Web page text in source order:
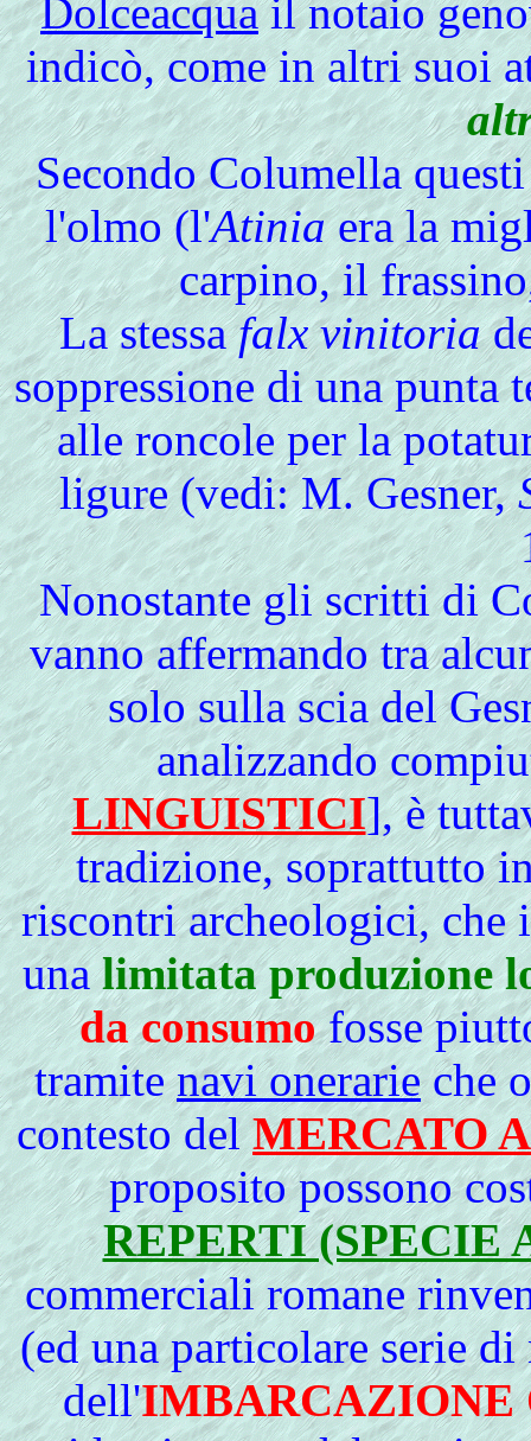
Dolceacquail notaio
indicò, come in altri suoi
Secondo Columella
l'olmo (l'Atiniaera la
carpino, il
La stessafalx vinitoria
soppressione di una punta
alle roncole per la
ligure (vedi: M. Gesner,
Nonostante gli scritti di
vanno affermando tra
solo sulla scia del
analizzando
LINGUISTICI], è
tradizione, soprattutto
riscontri archeologici, che
unalimitata produzione
da consumofosse
tramitenavi onerarieche
contesto delMERCATO
proposito possono
REPERTI (SPECIE
commerciali romane
(ed una particolare serie
dell'IMBARCAZIONE